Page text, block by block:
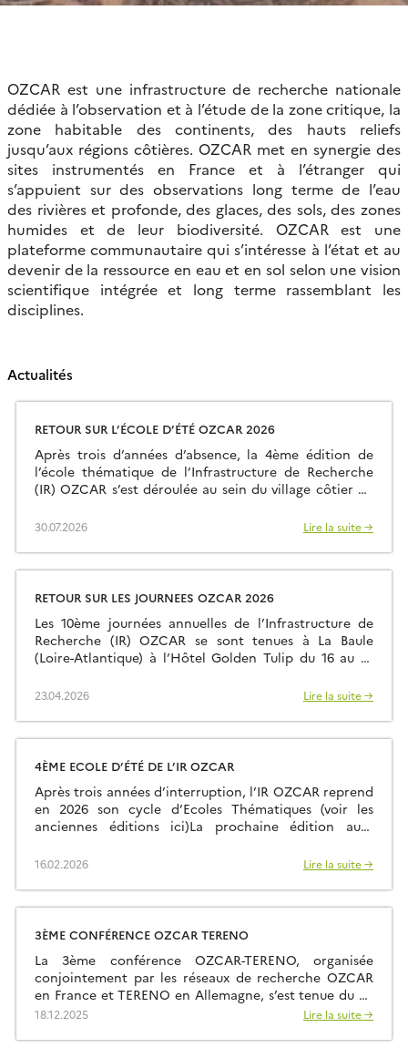
OZCAR est une infrastructure de recherche nationale
dédiée à l’observation et à l’étude de la zone critique, la
zone habitable des continents, des hauts reliefs
jusqu’aux régions côtières. OZCAR met en synergie des
sites instrumentés en France et à l’étranger qui
s’appuient sur des observations long terme de l’eau
des rivières et profonde, des glaces, des sols, des zones
humides et de leur biodiversité. OZCAR est une
plateforme communautaire qui s’intéresse à l’état et au
devenir de la ressource en eau et en sol selon une vision
scientifique intégrée et long terme rassemblant les
disciplines.
Actualités
RETOUR SUR L’ÉCOLE D’ÉTÉ OZCAR 2026
Après trois d’années d’absence, la 4ème édition de
l’école thématique de l’Infrastructure de Recherche
(IR) OZCAR s’est déroulée au sein du village côtier de
d’observation de Ploemeur-Guidel qui fait partie du
24 intervenants et 35 étudiants qui ont ainsi été
rassemblés et qui ont fait le […]
30.07.2026 Lire la suite →
RETOUR SUR LES JOURNEES OZCAR 2026
Les 10ème journées annuelles de l’Infrastructure de
Recherche (IR) OZCAR se sont tenues à La Baule
(Loire-Atlantique) à l’Hôtel Golden Tulip du 16 au 19
étaient présents sur place et une dizaine de
d’informations sur la page web dédiée:
https://www.ozcar-ri.org/fr/journees-annuelles-2026/
23.04.2026 Lire la suite →
4ÈME ECOLE D’ÉTÉ DE L’IR OZCAR
Après trois années d’interruption, l’IR OZCAR reprend
en 2026 son cycle d’Ecoles Thématiques (voir les
anciennes éditions ici)La prochaine édition aura
04 juillet 2026 (petit déjeuner) à la Résidence
de l’école d’été L’école est ouverte à toutes et tous:
chercheurs, enseignants-chercheurs, ingénieurs,
postdoctorants et […]
16.02.2026 Lire la suite →
3ÈME CONFÉRENCE OZCAR TERENO
La 3ème conférence OZCAR-TERENO, organisée
conjointement par les réseaux de recherche OZCAR
en France et TERENO en Allemagne, s’est tenue du 29
septembre au 02 octobre 2025 à Paris au FIAP Jean
18.12.2025 Lire la suite →